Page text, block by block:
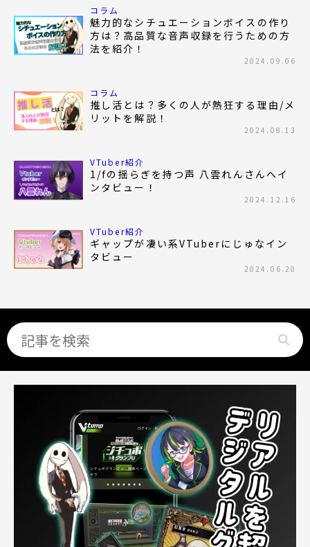
コラム
魅力的なシチュエーションボイスの作り
方は？高品質な音声収録を行うための方
法を紹介！
2024.09.06
コラム
推し活とは？多くの人が熱狂する理由/メ
リットを解説！
2024.08.13
VTuber紹介
1/fの揺らぎを持つ声 八雲れんさんへイ
ンタビュー！
2024.12.16
VTuber紹介
ギャップが凄い系VTuberにじゅなイン
タビュー
2024.06.20